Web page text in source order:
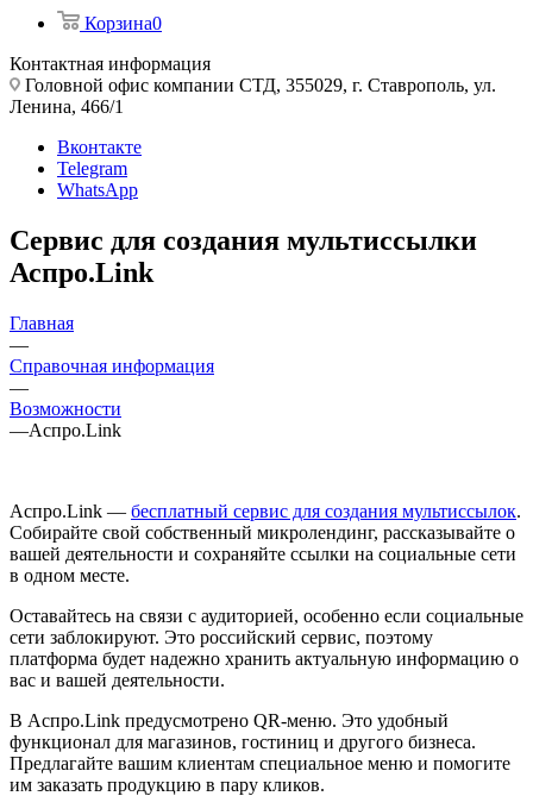
Корзина0
Контактная информация
Головной офис компании СТД, 355029, г. Ставрополь, ул.
Ленина, 466/1
Вконтакте
Telegram
WhatsApp
Сервис для создания мультиссылки
Аспро.Link
Главная
—
Справочная информация
—
Возможности
—Аспро.Link
Аспро.Link — бесплатный сервис для создания мультиссылок.
Собирайте свой собственный микролендинг, рассказывайте о
вашей деятельности и сохраняйте ссылки на социальные сети
в одном месте.
Оставайтесь на связи с аудиторией, особенно если социальные
сети заблокируют. Это российский сервис, поэтому
платформа будет надежно хранить актуальную информацию о
вас и вашей деятельности.
В Аспро.Link предусмотрено QR-меню. Это удобный
функционал для магазинов, гостиниц и другого бизнеса.
Предлагайте вашим клиентам специальное меню и помогите
им заказать продукцию в пару кликов.